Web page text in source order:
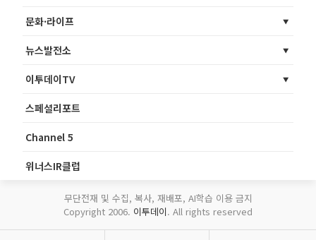
문화·라이프
뉴스발전소
이투데이TV
스페셜리포트
Channel 5
위너스IR클럽
무단전재 및 수집, 복사, 재배포, AI학습 이용 금지
Copyright 2006. 이투데이. All rights reserved